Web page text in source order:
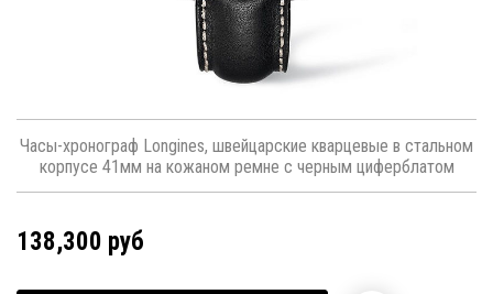
Часы-хронограф Longines, швейцарские кварцевые в стальном
корпусе 41мм на кожаном ремне с черным циферблатом
138,300 руб